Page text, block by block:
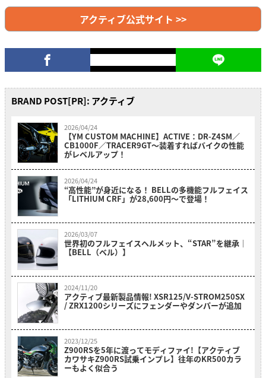
アクティブ公式サイト >>
BRAND POST[PR]: アクティブ
2026/04/24
【YM CUSTOM MACHINE】ACTIVE：DR-Z4SM／
CB1000F／TRACER9GT〜装着すればバイクの性能
がレベルアップ！
2026/04/24
“高性能”が身近になる！ BELLの多機能フルフェイス
「LITHIUM CRF」が28,600円〜で登場！
2026/03/07
世界初のフルフェイスヘルメット、“STAR”を継承｜
【BELL（ベル）】
2024/11/20
アクティブ最新製品情報! XSR125/V-STROM250SX
/ ZRX1200シリーズにフェンダーやダンパーが追加
2023/12/25
Z900RSを5年に渡ってモディファイ!【アクティブ
カワサキZ900RS試乗インプレ】往年のKR500カラ
ーもよく似合う